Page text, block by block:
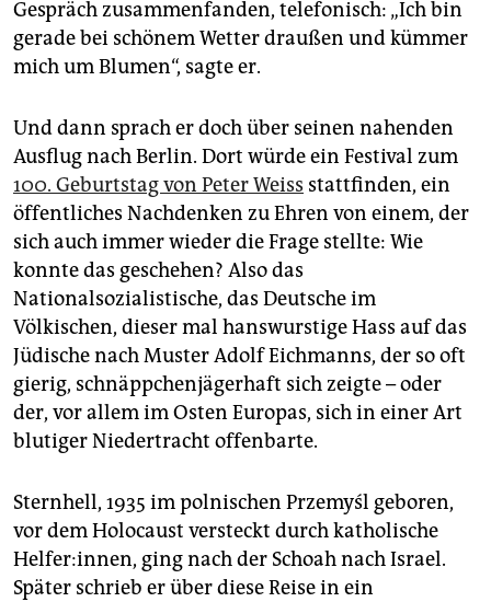
Gespräch zusammenfanden, telefonisch: „Ich bin
gerade bei schönem Wetter draußen und kümmer
mich um Blumen“, sagte er.
Und dann sprach er doch über seinen nahenden
Ausflug nach Berlin. Dort würde ein Festival zum
100. Geburtstag von Peter Weiss stattfinden, ein
öffentliches Nachdenken zu Ehren von einem, der
sich auch immer wieder die Frage stellte: Wie
konnte das geschehen? Also das
Nationalsozialistische, das Deutsche im
Völkischen, dieser mal hanswurstige Hass auf das
Jüdische nach Muster Adolf Eichmanns, der so oft
gierig, schnäppchenjägerhaft sich zeigte – oder
der, vor allem im Osten Europas, sich in einer Art
blutiger Niedertracht offenbarte.
Sternhell, 1935 im polnischen Przemyśl geboren,
vor dem Holocaust versteckt durch katholische
Helfer:innen, ging nach der Schoah nach Israel.
Später schrieb er über diese Reise in ein